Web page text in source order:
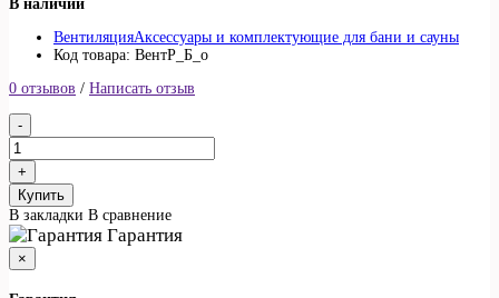
В наличии
ВентиляцияАксессуары и комплектующие для бани и сауны
Код товара: ВентР_Б_о
0 отзывов / Написать отзыв
Купить
В закладки В сравнение
Гарантия
×